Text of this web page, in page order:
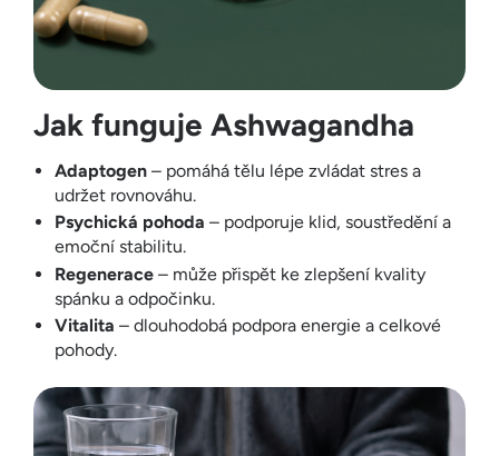
Jak funguje Ashwagandha
Adaptogen – pomáhá tělu lépe zvládat stres a
udržet rovnováhu.
Psychická pohoda – podporuje klid, soustředění a
emoční stabilitu.
Regenerace – může přispět ke zlepšení kvality
spánku a odpočinku.
Vitalita – dlouhodobá podpora energie a celkové
pohody.